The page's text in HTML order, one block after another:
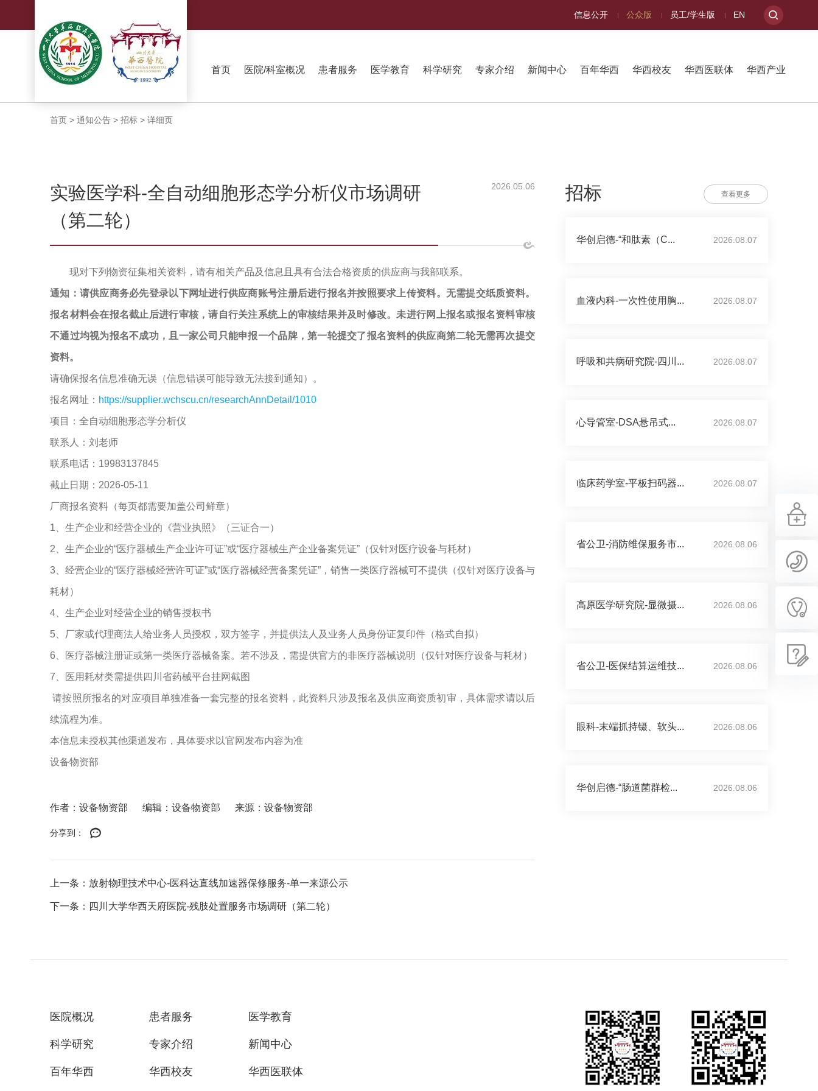
信息公开 公众版 员工/学生版 EN
首页 医院/科室概况 患者服务 医学教育 科学研究 专家介绍 新闻中心 百年华西 华西校友 华西医联体 华西产业
首页 > 通知公告 > 招标 > 详细页
实验医学科-全自动细胞形态学分析仪市场调研
（第二轮）
2026.05.06
现对下列物资征集相关资料，请有相关产品及信息且具有合法合格资质的供应商与我部联系。
通知：请供应商务必先登录以下网址进行供应商账号注册后进行报名并按照要求上传资料。无需提交纸质资料。
报名材料会在报名截止后进行审核，请自行关注系统上的审核结果并及时修改。未进行网上报名或报名资料审核
不通过均视为报名不成功，且一家公司只能申报一个品牌，第一轮提交了报名资料的供应商第二轮无需再次提交
资料。
请确保报名信息准确无误（信息错误可能导致无法接到通知）。
报名网址： https://supplier.wchscu.cn/researchAnnDetail/1010
项目：全自动细胞形态学分析仪
联系人：刘老师
联系电话：19983137845
截止日期：2026-05-11
厂商报名资料（每页都需要加盖公司鲜章）
1、生产企业和经营企业的《营业执照》（三证合一）
2、生产企业的“医疗器械生产企业许可证”或“医疗器械生产企业备案凭证”（仅针对医疗设备与耗材）
3、经营企业的“医疗器械经营许可证”或“医疗器械经营备案凭证”，销售一类医疗器械可不提供（仅针对医疗设备与
耗材）
4、生产企业对经营企业的销售授权书
5、厂家或代理商法人给业务人员授权，双方签字，并提供法人及业务人员身份证复印件（格式自拟）
6、医疗器械注册证或第一类医疗器械备案。若不涉及，需提供官方的非医疗器械说明（仅针对医疗设备与耗材）
7、医用耗材类需提供四川省药械平台挂网截图
请按照所报名的对应项目单独准备一套完整的报名资料，此资料只涉及报名及供应商资质初审，具体需求请以后
续流程为准。
本信息未授权其他渠道发布，具体要求以官网发布内容为准
设备物资部
作者：设备物资部 编辑：设备物资部 来源：设备物资部
分享到：
上一条：放射物理技术中心-医科达直线加速器保修服务-单一来源公示
下一条：四川大学华西天府医院-残肢处置服务市场调研（第二轮）
招标 查看更多
华创启德-“和肽素（C... 2026.08.07
血液内科-一次性使用胸... 2026.08.07
呼吸和共病研究院-四川... 2026.08.07
心导管室-DSA悬吊式... 2026.08.07
临床药学室-平板扫码器... 2026.08.07
省公卫-消防维保服务市... 2026.08.06
高原医学研究院-显微摄... 2026.08.06
省公卫-医保结算运维技... 2026.08.06
眼科-末端抓持镊、软头... 2026.08.06
华创启德-“肠道菌群检... 2026.08.06
医院概况 患者服务 医学教育
科学研究 专家介绍 新闻中心
百年华西 华西校友 华西医联体